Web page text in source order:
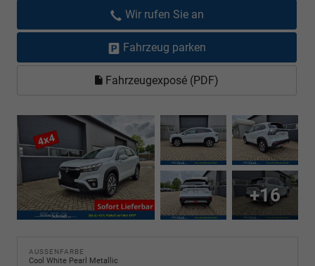
Wir rufen Sie an
Fahrzeug parken
Fahrzeugexposé (PDF)
+16
AUSSENFARBE
Cool White Pearl Metallic